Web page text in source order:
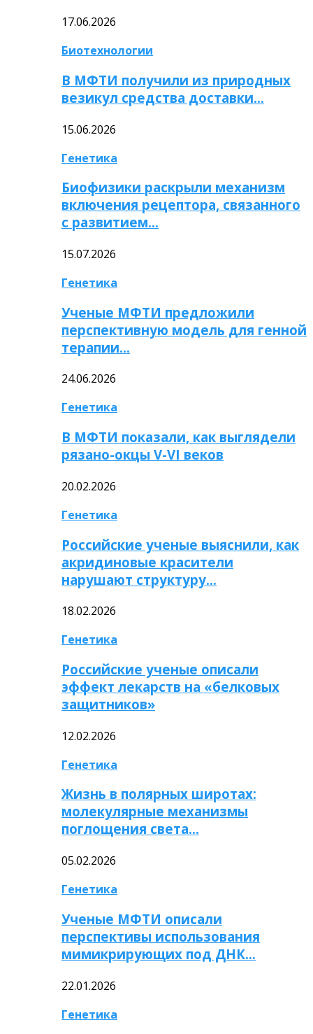
17.06.2026
Биотехнологии
В МФТИ получили из природных
везикул средства доставки…
15.06.2026
Генетика
Биофизики раскрыли механизм
включения рецептора, связанного
с развитием…
15.07.2026
Генетика
Ученые МФТИ предложили
перспективную модель для генной
терапии…
24.06.2026
Генетика
В МФТИ показали, как выглядели
рязано-окцы V-VI веков
20.02.2026
Генетика
Российские ученые выяснили, как
акридиновые красители
нарушают структуру…
18.02.2026
Генетика
Российские ученые описали
эффект лекарств на «белковых
защитников»
12.02.2026
Генетика
Жизнь в полярных широтах:
молекулярные механизмы
поглощения света…
05.02.2026
Генетика
Ученые МФТИ описали
перспективы использования
мимикрирующих под ДНК…
22.01.2026
Генетика